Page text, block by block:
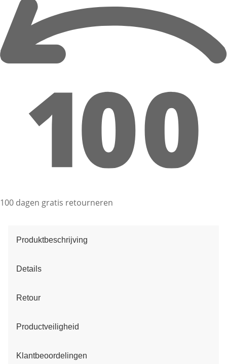
100 dagen gratis retourneren
Produktbeschrijving
Details
Retour
Productveiligheid
Klantbeoordelingen